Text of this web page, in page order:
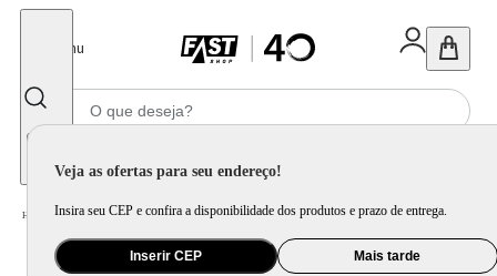
Menu
Veja as ofertas para seu endereço!
Insira seu CEP e confira a disponibilidade dos produtos e prazo de entrega.
Inserir CEP Mais tarde
Home Eletrodomésticos / Geladeira e Freezer